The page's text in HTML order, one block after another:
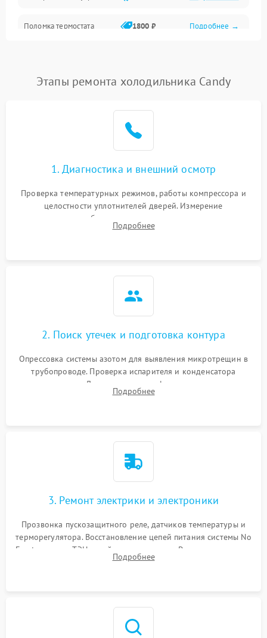
Поломка термостата 1800 ₽ Подробнее →
Поломка системы No Frost 2600 ₽ Подробнее →
работе
2000 ₽ Подробнее →
1000 ₽
1800 ₽
Этапы ремонта холодильника Candy
1. Диагностика и внешний осмотр
Проверка температурных режимов, работы компрессора и
целостности уплотнителей дверей. Измерение
сопротивления обмоток мотора, проверка термостата и
считывание кодов ошибок с электронного дисплея.
Подробнее
2. Поиск утечек и подготовка контура
Опрессовка системы азотом для выявления микротрещин в
трубопроводе. Проверка испарителя и конденсатора
течеискателем. Демонтаж старого фильтра-осушителя и
продувка капиллярной трубки для устранения засоров.
Подробнее
3. Ремонт электрики и электроники
Прозвонка пускозащитного реле, датчиков температуры и
терморегулятора. Восстановление цепей питания системы No
Frost, включая ТЭН оттайки и вентилятор. Ремонт или замена
платы управления при сбоях алгоритмов.
Подробнее